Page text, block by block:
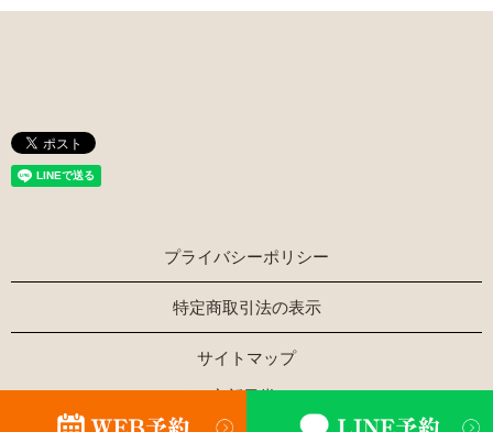
プライバシーポリシー
特定商取引法の表示
サイトマップ
【掲載の記事・写真・イラストなどの無断複写・転載を禁じ